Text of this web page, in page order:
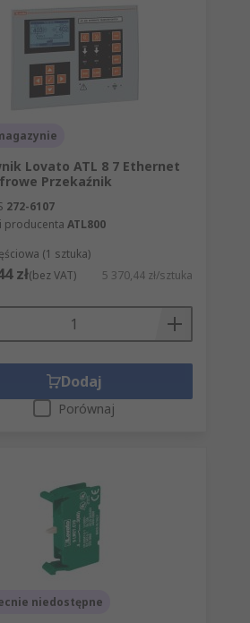
Lovato ATL 8 7 Ethernet
Przekaźnik
272-6107
producenta ATL800
(1 sztuka)
zł(bez VAT) 5 370,44 zł/sztuka
Dodaj
Porównaj
niedostępne